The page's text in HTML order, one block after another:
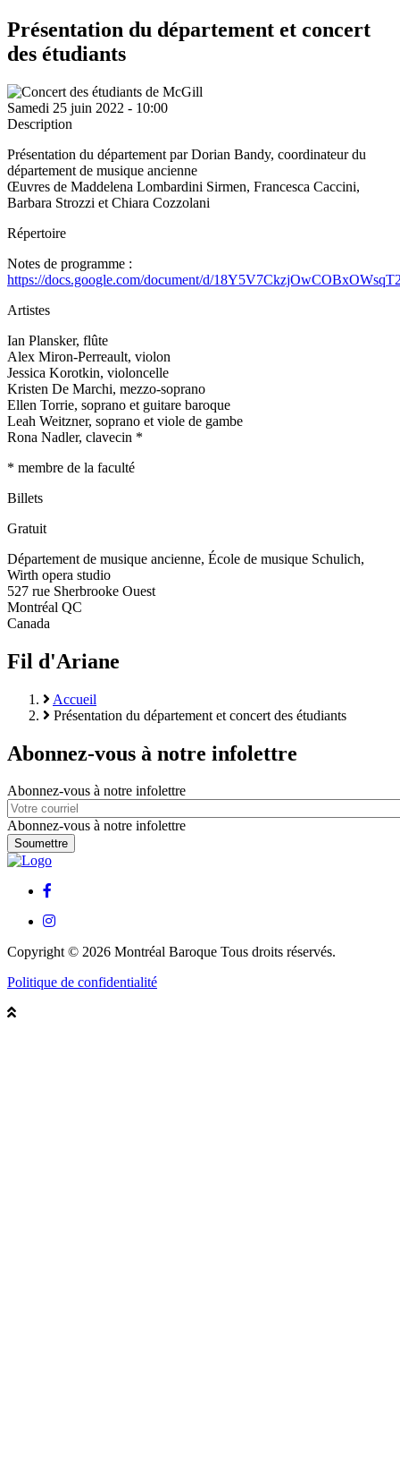
Présentation du département et concert
des étudiants
Samedi 25 juin 2022 - 10:00
Description
Présentation du département par Dorian Bandy, coordinateur du
département de musique ancienne
Œuvres de Maddelena Lombardini Sirmen, Francesca Caccini,
Barbara Strozzi et Chiara Cozzolani
Répertoire
Notes de programme :
https://docs.google.com/document/d/
Artistes
Ian Plansker, flûte
Alex Miron-Perreault, violon
Jessica Korotkin, violoncelle
Kristen De Marchi, mezzo-soprano
Ellen Torrie, soprano et guitare baroque
Leah Weitzner, soprano et viole de gambe
Rona Nadler, clavecin *
* membre de la faculté
Billets
Gratuit
Département de musique ancienne, École de musique Schulich,
Wirth opera studio
527 rue Sherbrooke Ouest
Montréal QC
Canada
Fil d'Ariane
Accueil
Présentation du département et concert des étudiants
Abonnez-vous à notre infolettre
Abonnez-vous à notre infolettre
Abonnez-vous à notre infolettre
instagram
Copyright © 2026 Montréal Baroque Tous droits réservés.
Politique de confidentialité